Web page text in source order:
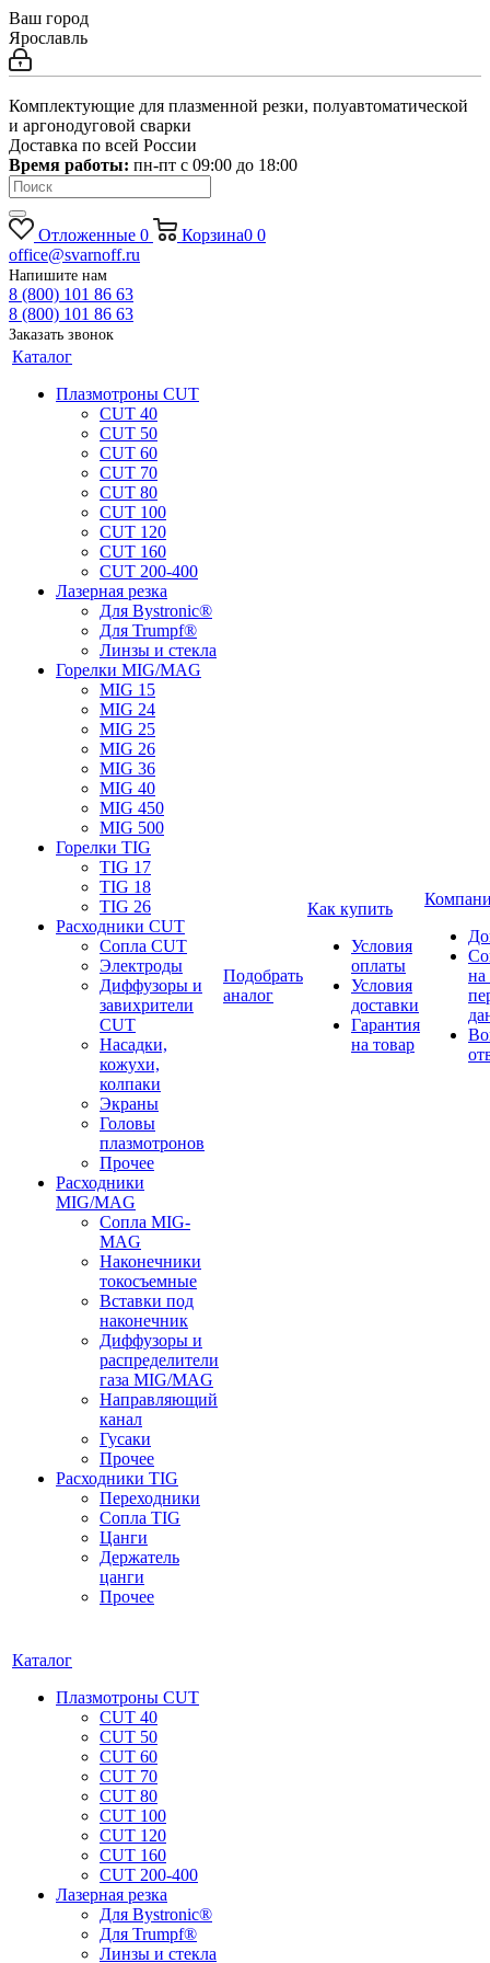
Ваш город
Ярославль
Комплектующие для плазменной резки, полуавтоматической
и аргонодуговой сварки
Доставка по всей России
Время работы: пн-пт c 09:00 до 18:00
Отложенные 0 Корзина0 0
office@svarnoff.ru
Напишите нам
8 (800) 101 86 63
8 (800) 101 86 63
Заказать звонок
Каталог
Плазмотроны CUT
CUT 40
CUT 50
CUT 60
CUT 70
CUT 80
CUT 100
CUT 120
CUT 160
CUT 200-400
Лазерная резка
Для Bystronic®
Для Trumpf®
Линзы и стекла
Горелки MIG/MAG
MIG 15
MIG 24
MIG 25
MIG 26
MIG 36
MIG 40
MIG 450
MIG 500
Горелки TIG
TIG 17
TIG 18
TIG 26
Расходники CUT
Сопла CUT
Электроды
Диффузоры и
завихрители
CUT
Насадки,
кожухи,
колпаки
Экраны
Головы
плазмотронов
Прочее
Расходники
MIG/MAG
Сопла MIG-
MAG
Наконечники
токосъемные
Вставки под
наконечник
Диффузоры и
распределители
газа MIG/MAG
Направляющий
канал
Гусаки
Прочее
Расходники TIG
Переходники
Сопла TIG
Цанги
Держатель
цанги
Прочее
Подобрать
аналог
Как купить
Условия
оплаты
Условия
доставки
Гарантия
на товар
на
Каталог
Плазмотроны CUT
CUT 40
CUT 50
CUT 60
CUT 70
CUT 80
CUT 100
CUT 120
CUT 160
CUT 200-400
Лазерная резка
Для Bystronic®
Для Trumpf®
Линзы и стекла